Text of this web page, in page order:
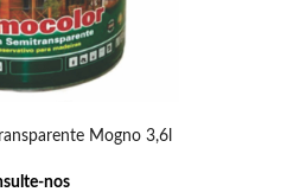
Mogno 3,6l
nos